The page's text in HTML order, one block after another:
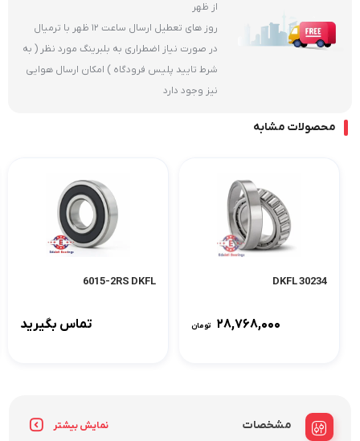
از ظهر
روز های تعطیل ارسال ساعت 12 ظهر با ترمیال
در صورت نیاز اضطراری به بلبرینگ مورد نظر ( به
شرط تایید پلیس فرودگاه ) امکان ارسال هوایی
نیز وجود دارد
محصولات مشابه
30234 DKFL
۲۸,۷۶۸,۰۰۰ تومان
6015-2RS DKFL
تماس بگیرید
مشخصات نمایش بیشتر